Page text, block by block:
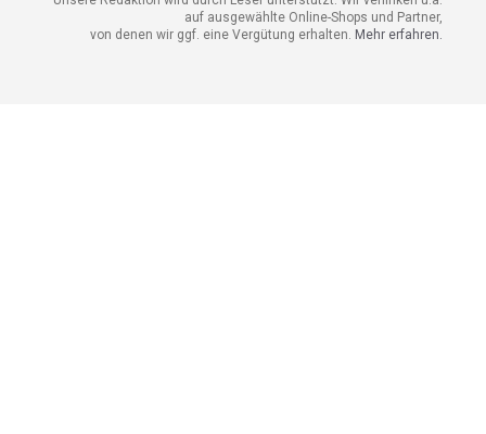
auf ausgewählte Online-Shops und Partner,
von denen wir ggf. eine Vergütung erhalten. Mehr erfahren.